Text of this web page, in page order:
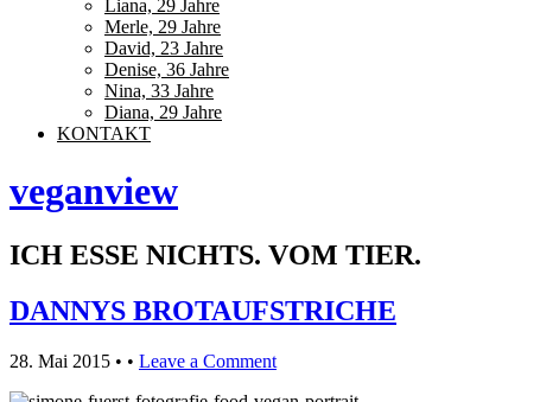
Liana, 29 Jahre
Merle, 29 Jahre
David, 23 Jahre
Denise, 36 Jahre
Nina, 33 Jahre
Diana, 29 Jahre
KONTAKT
veganview
ICH ESSE NICHTS. VOM TIER.
DANNYS BROTAUFSTRICHE
28. Mai 2015 • • Leave a Comment